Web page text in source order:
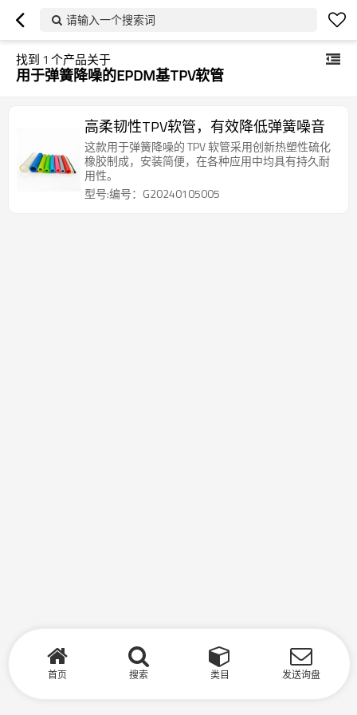
请输入一个搜索词
找到 1 个产品关于
用于弹簧降噪的EPDM基TPV软管
高柔韧性TPV软管，有效降低弹簧噪音
这款用于弹簧降噪的 TPV 软管采用创新热塑性硫化
橡胶制成，安装简便，在各种应用中均具有持久耐
用性。
型号:编号：G20240105005
首页 搜索 类目 发送询盘